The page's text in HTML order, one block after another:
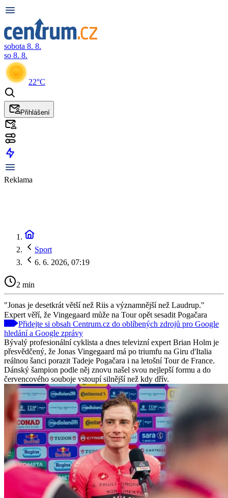
sobota 8. 8.
so 8. 8.
22°C
Přihlášení
Reklama
Sport
6. 6. 2026, 07:19
2 min
"Jonas je desetkrát větší než Riis a významnější než Laudrup."
Expert věří, že Vingegaard může na Tour opět sesadit Pogačara
Přidejte si obsah Centrum.cz do oblíbených zdrojů pro Google
hledání a Google zprávy
Bývalý profesionální cyklista a dnes televizní expert Brian Holm je
přesvědčený, že Jonas Vingegaard má po triumfu na Giru d'Italia
reálnou šanci porazit Tadeje Pogačara i na letošní Tour de France.
Dánský šampion podle něj znovu našel svou nejlepší formu a do
červencového souboje vstoupí silnější než kdy dřív.